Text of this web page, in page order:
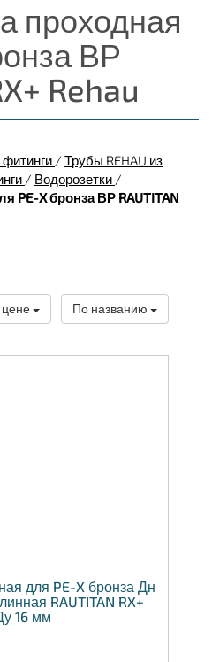
проходная
ВР
Rehau
/ Трубы REHAU из
/ Водорозетки /
PE-X бронза ВР RAUTITAN
По названию
для PE-X бронза Дн
RAUTITAN RX+
16 мм